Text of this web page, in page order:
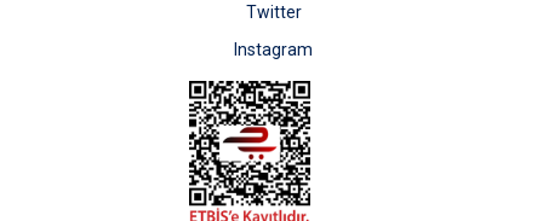
Twitter
Instagram